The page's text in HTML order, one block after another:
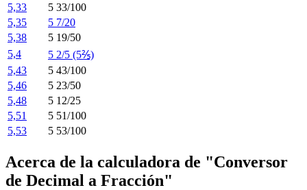
5,33
5 33/100
5,35
5 7/20
5,38
5 19/50
5,4
5 2/5 (5⅖)
5,43
5 43/100
5,46
5 23/50
5,48
5 12/25
5,51
5 51/100
5,53
5 53/100
Acerca de la calculadora de "Conversor
de Decimal a Fracción"